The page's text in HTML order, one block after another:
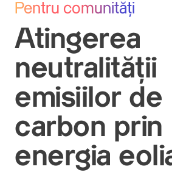
Pentru comunități
Atingerea
neutralității
emisiilor de
carbon prin
energia